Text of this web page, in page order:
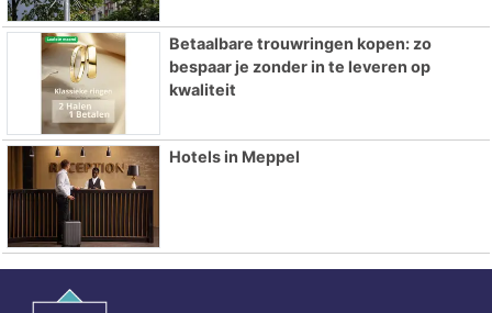
Betaalbare trouwringen kopen: zo
bespaar je zonder in te leveren op
kwaliteit
Hotels in Meppel